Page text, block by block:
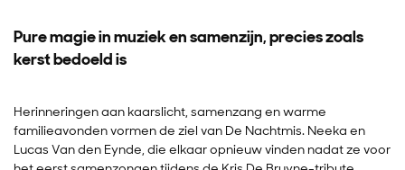
Pure magie in muziek en samenzijn, precies zoals
kerst bedoeld is
Herinneringen aan kaarslicht, samenzang en warme
familieavonden vormen de ziel van De Nachtmis. Neeka en
Lucas Van den Eynde, die elkaar opnieuw vinden nadat ze voor